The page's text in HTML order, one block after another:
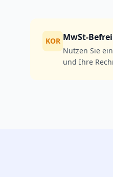
KOR MwSt-
Nutzen Sie
und Ihre